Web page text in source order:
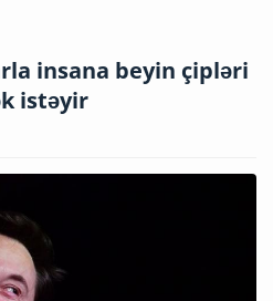
insana beyin çipləri
istəyir